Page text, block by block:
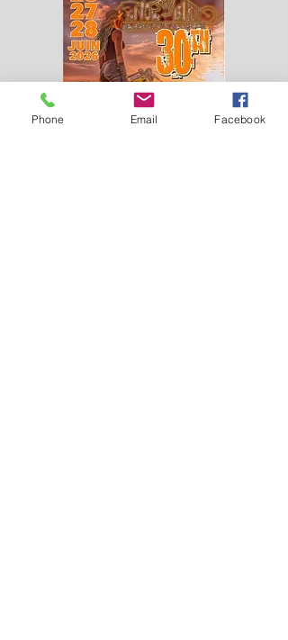
Phone Email Facebook